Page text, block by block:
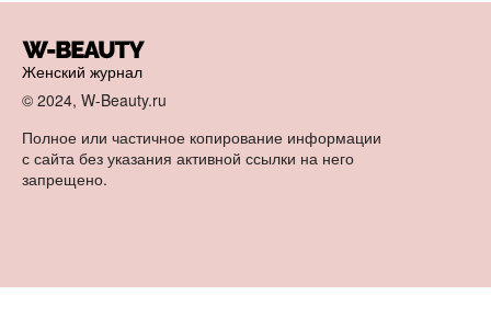
Женский журнал
© 2024, W-Beauty.ru
Полное или частичное копирование информации
с сайта без указания активной ссылки на него
запрещено.